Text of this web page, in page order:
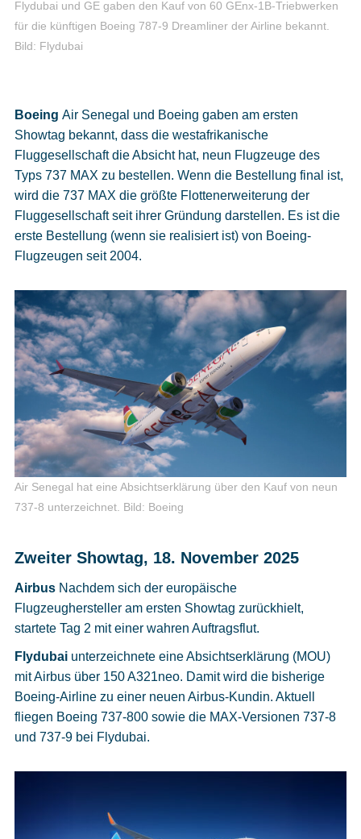
Flydubai und GE gaben den Kauf von 60 GEnx-1B-Triebwerken
für die künftigen Boeing 787-9 Dreamliner der Airline bekannt.
Bild: Flydubai
Boeing Air Senegal und Boeing gaben am ersten
Showtag bekannt, dass die westafrikanische
Fluggesellschaft die Absicht hat, neun Flugzeuge des
Typs 737 MAX zu bestellen. Wenn die Bestellung final ist,
wird die 737 MAX die größte Flottenerweiterung der
Fluggesellschaft seit ihrer Gründung darstellen. Es ist die
erste Bestellung (wenn sie realisiert ist) von Boeing-
Flugzeugen seit 2004.
Air Senegal hat eine Absichtserklärung über den Kauf von neun
737-8 unterzeichnet. Bild: Boeing
Zweiter Showtag, 18. November 2025
AirbusNachdem sich der europäische
Flugzeughersteller am ersten Showtag zurückhielt,
startete Tag 2 mit einer wahren Auftragsflut.
Flydubaiunterzeichnete eine Absichtserklärung (MOU)
mit Airbus über 150 A321neo. Damit wird die bisherige
Boeing-Airline zu einer neuen Airbus-Kundin. Aktuell
fliegen Boeing 737-800 sowie die MAX-Versionen 737-8
und 737-9 bei Flydubai.